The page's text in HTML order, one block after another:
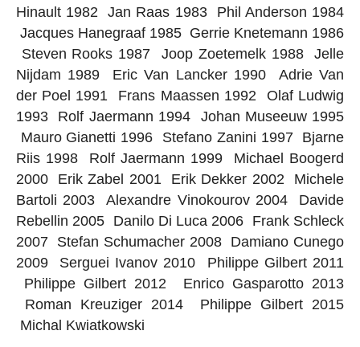
Hinault 1982 Jan Raas 1983 Phil Anderson 1984
Jacques Hanegraaf 1985 Gerrie Knetemann 1986
Steven Rooks 1987 Joop Zoetemelk 1988 Jelle
Nijdam 1989 Eric Van Lancker 1990 Adrie Van
der Poel 1991 Frans Maassen 1992 Olaf Ludwig
1993 Rolf Jaermann 1994 Johan Museeuw 1995
Mauro Gianetti 1996 Stefano Zanini 1997 Bjarne
Riis 1998 Rolf Jaermann 1999 Michael Boogerd
2000 Erik Zabel 2001 Erik Dekker 2002 Michele
Bartoli 2003 Alexandre Vinokourov 2004 Davide
Rebellin 2005 Danilo Di Luca 2006 Frank Schleck
2007 Stefan Schumacher 2008 Damiano Cunego
2009 Serguei Ivanov 2010 Philippe Gilbert 2011
Philippe Gilbert 2012 Enrico Gasparotto 2013
Roman Kreuziger 2014 Philippe Gilbert 2015
Michal Kwiatkowski